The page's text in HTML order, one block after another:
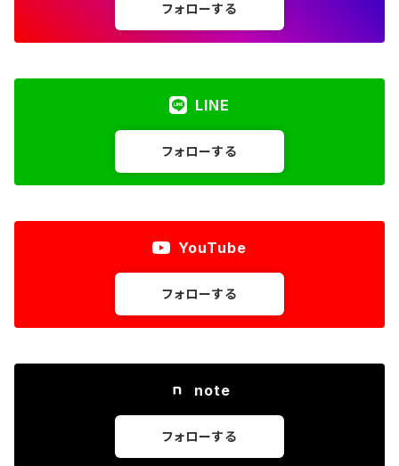
フォローする
LINE
フォローする
YouTube
フォローする
note
フォローする